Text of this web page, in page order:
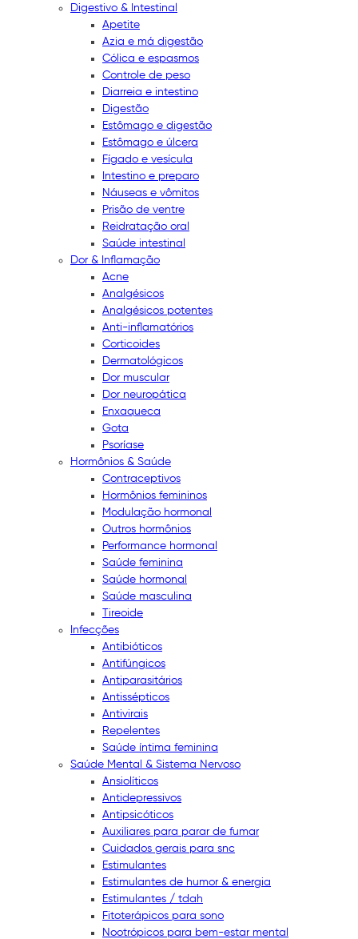
Digestivo & Intestinal
Apetite
Azia e má digestão
Cólica e espasmos
Controle de peso
Diarreia e intestino
Digestão
Estômago e digestão
Estômago e úlcera
Fígado e vesícula
Intestino e preparo
Náuseas e vômitos
Prisão de ventre
Reidratação oral
Saúde intestinal
Dor & Inflamação
Acne
Analgésicos
Analgésicos potentes
Anti-inflamatórios
Corticoides
Dermatológicos
Dor muscular
Dor neuropática
Enxaqueca
Gota
Psoríase
Hormônios & Saúde
Contraceptivos
Hormônios femininos
Modulação hormonal
Outros hormônios
Performance hormonal
Saúde feminina
Saúde hormonal
Saúde masculina
Tireoide
Infecções
Antibióticos
Antifúngicos
Antiparasitários
Antissépticos
Antivirais
Repelentes
Saúde íntima feminina
Saúde Mental & Sistema Nervoso
Ansiolíticos
Antidepressivos
Antipsicóticos
Auxiliares para parar de fumar
Cuidados gerais para snc
Estimulantes
Estimulantes de humor & energia
Estimulantes / tdah
Fitoterápicos para sono
Nootrópicos para bem-estar mental